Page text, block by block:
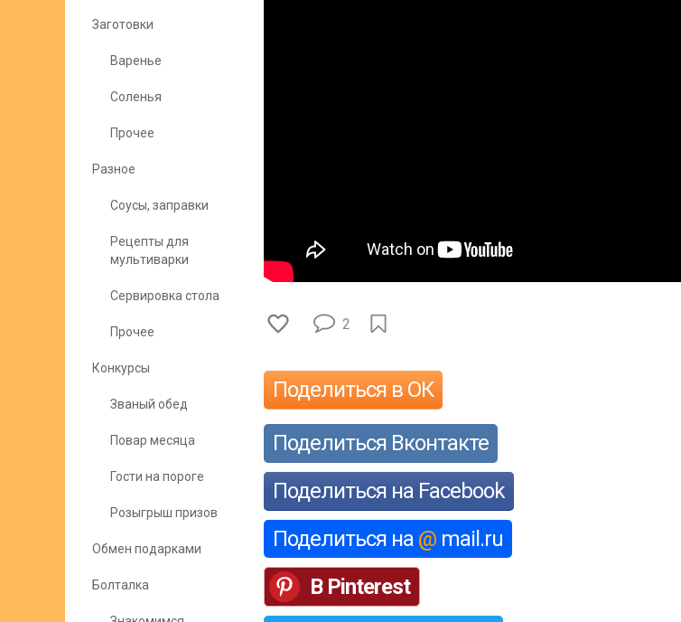
Заготовки
Варенье
Соленья
Прочее
Разное
Соусы, заправки
Рецепты для
мультиварки
Сервировка стола
Прочее
Конкурсы
Званый обед
Повар месяца
Гости на пороге
Розыгрыш призов
Обмен подарками
Болталка
2
Поделиться в ОК
Поделиться Вконтакте
Поделиться на Facebook
Поделиться на @ mail.ru
В Pinterest